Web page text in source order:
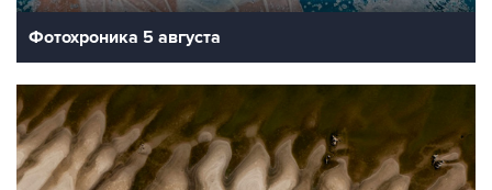
Фотохроника 5 августа